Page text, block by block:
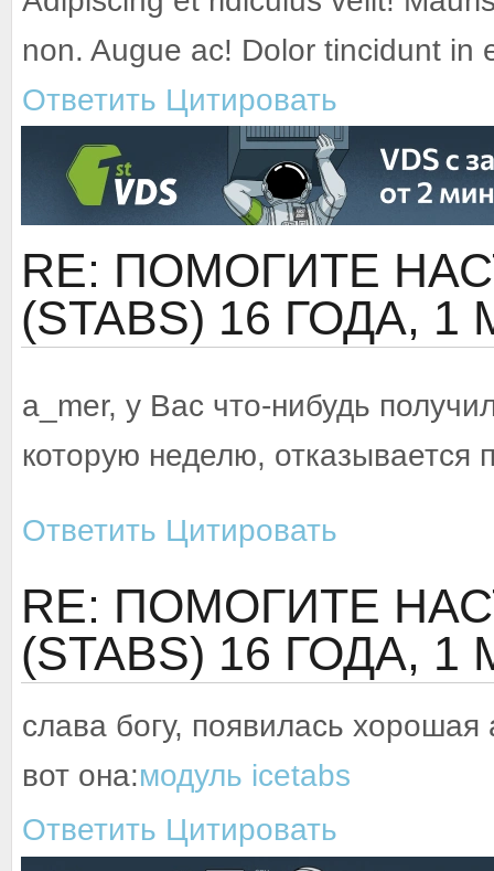
non. Augue ac! Dolor tincidunt in
Ответить Цитировать
RE: ПОМОГИТЕ
(STABS) 16 ГОДА,
a_mer, у Вас что-нибудь
которую неделю, отказывается
Ответить Цитировать
RE: ПОМОГИТЕ
(STABS) 16 ГОДА,
слава богу, появилась
вот она:модуль icetabs
Ответить Цитировать